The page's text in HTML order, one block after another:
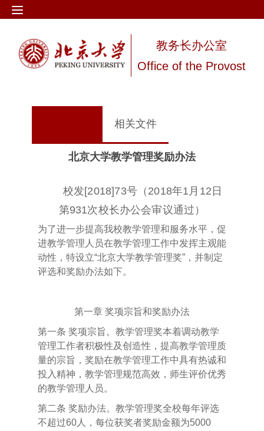
教务长办公室
Office of the Provost
相关文件
北京大学教学管理奖励办法
校发[2018]73号 （2018年1月12日
第931次校长办公会审议通过）
为了进一步提高我校教学管理和服务水平，促
进教学管理人员在教学管理工作中发挥主观能
动性，特设立“北京大学教学管理奖”，并制定
评选和奖励办法如下。
第一章 奖项宗旨和奖励办法
第一条 奖项宗旨。教学管理奖本着调动教学
管理工作者积极性及创造性，提高教学管理质
量的宗旨，奖励在教学管理工作中具有热诚和
投入精神，教学管理规范高效，师生评价优秀
的教学管理人员。
第二条 奖励办法。教学管理奖全校每年评选
不超过60 人，每位获奖者奖励金额为5000